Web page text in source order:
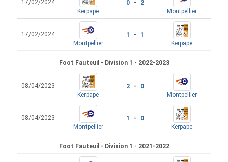
17/02/2024
Kerpape
0 - 2
Montpellier
17/02/2024
Montpellier
1 - 1
Kerpape
Foot Fauteuil - Division 1 - 2022-2023
08/04/2023
Kerpape
2 - 0
Montpellier
08/04/2023
Montpellier
1 - 0
Kerpape
Foot Fauteuil - Division 1 - 2021-2022